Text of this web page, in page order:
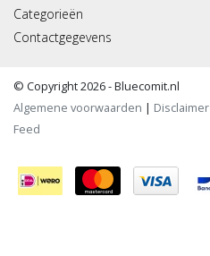
Categorieën
Contactgegevens
© Copyright 2026 - Bluecomit.nl
Algemene voorwaarden | Disclaimer
Feed